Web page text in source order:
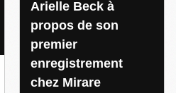
Arielle Beck à
propos de son
premier
enregistrement
chez Mirare